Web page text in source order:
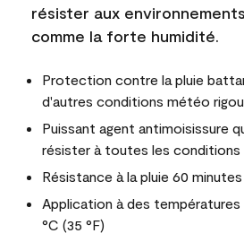
résister aux
comme la forte humidité.
Protection contre la pluie
d'autres conditions météo
Puissant agent antimoisissure
résister à toutes les conditions
Résistance à la pluie 60
Application à des températures
°C (35 °F)